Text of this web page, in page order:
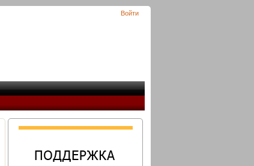
Войти